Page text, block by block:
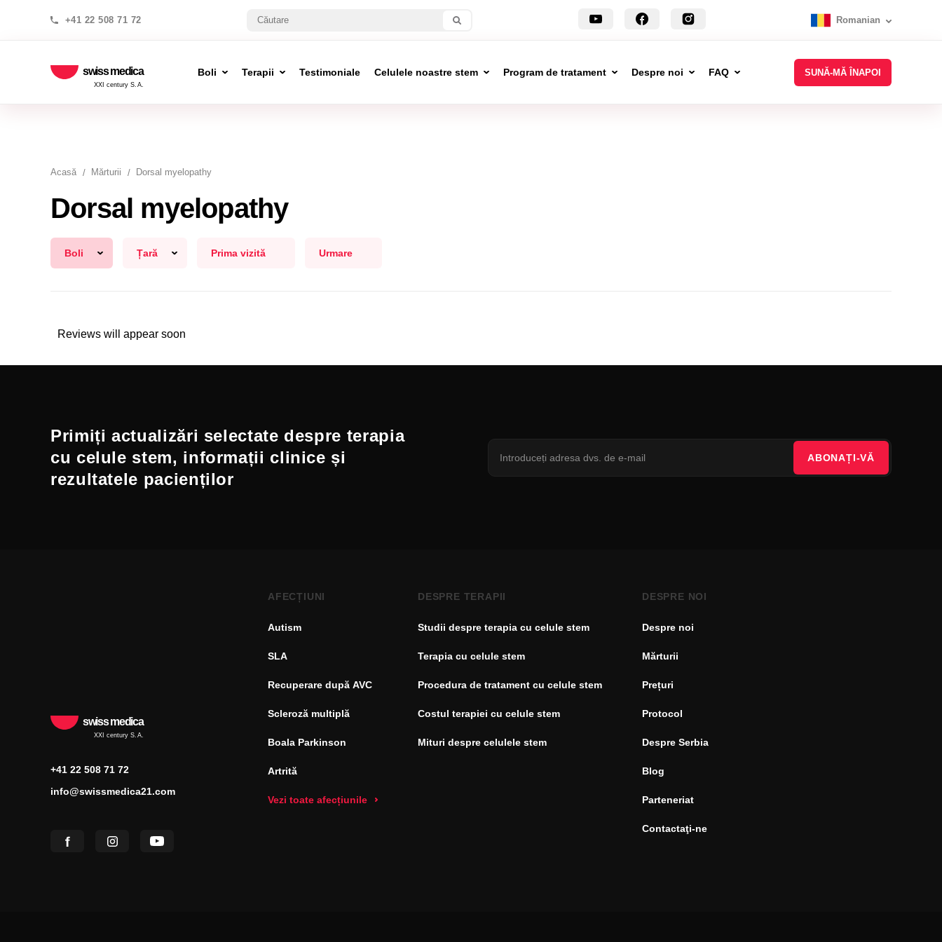
+41 22 508 71 72 Romanian
swiss medica
XXI century S.A.
Boli Terapii Testimoniale Celulele noastre stem Program de tratament Despre noi FAQ SUNĂ-MĂ ÎNAPOI
Acasă Mărturii Dorsal myelopathy
Dorsal myelopathy
Boli Țară Prima vizită Urmare
Reviews will appear soon
Primiți actualizări selectate despre terapia
cu celule stem, informații clinice și
rezultatele pacienților
ABONAȚI-VĂ
swiss medica
XXI century S.A.
+41 22 508 71 72
info@swissmedica21.com
AFECȚIUNI
Autism
SLA
Recuperare după AVC
Scleroză multiplă
Boala Parkinson
Artrită
Vezi toate afecțiunile
DESPRE TERAPII
Studii despre terapia cu celule stem
Terapia cu celule stem
Procedura de tratament cu celule stem
Costul terapiei cu celule stem
Mituri despre celulele stem
DESPRE NOI
Despre noi
Mărturii
Prețuri
Protocol
Despre Serbia
Blog
Parteneriat
Contactaţi-ne